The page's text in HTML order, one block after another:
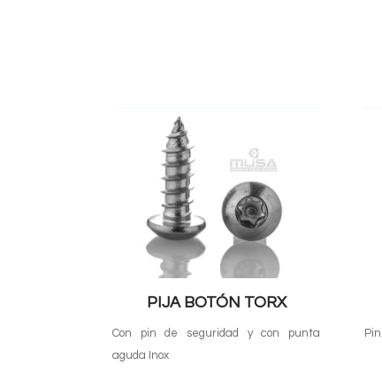
PIJA BOTÓN TORX
Con pin de seguridad y con punta
aguda Inox